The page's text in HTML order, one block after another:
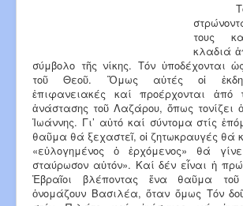
Τόν
τους
κλαδιά
σύμβολο τῆς νίκης. Τόν ὑποδέχονται
τοῦ Θεοῦ. Ὅμως αὐτές οἱ
ἐπιφανειακές καί προέρχονται
ἀνάστασης τοῦ Λαζάρου, ὅπως τονίζει
Ἰωάννης. Γι’ αὐτό καί σύντομα στίς
θαῦμα θά ξεχαστεῖ, οἱ ζητωκραυγές θά
«εὐλογημένος ὁ ἐρχόμενος» θά
σταύρωσον αὐτόν». Καί δέν εἶναι ἡ
Ἐβραῖοι βλέποντας ἕνα θαῦμα
ὀνομάζουν Βασιλέα, ὅταν ὅμως Τόν